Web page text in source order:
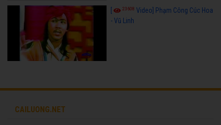
23608 Video] Phạm Công Cúc Hoa
- Vũ Linh
CAILUONG.NET